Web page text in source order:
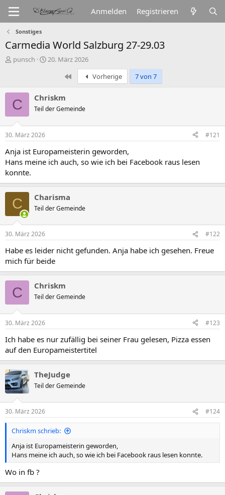
Anmelden Registrieren
Sonstiges
Carmedia World Salzburg 27-29.03
E
e
l
e
punsch
E
e
l
l
m
20. März 2026
Erste
Vorherige 7 von 7
C Chriskm
Teil der Gemeinde
30. März 2026 #121
Anja ist Europameisterin geworden,
Hans meine ich auch, so wie ich bei Facebook raus lesen
konnte.
C Charisma
Teil der Gemeinde
30. März 2026 #122
Habe es leider nicht gefunden. Anja habe ich gesehen. Freue
mich für beide
C Chriskm
Teil der Gemeinde
30. März 2026 #123
Ich habe es nur zufällig bei seiner Frau gelesen, Pizza essen
auf den Europameistertitel
TheJudge
Teil der Gemeinde
30. März 2026 #124
Chriskm schrieb:
Anja ist Europameisterin geworden,
Hans meine ich auch, so wie ich bei Facebook raus lesen konnte.
Wo in fb ?